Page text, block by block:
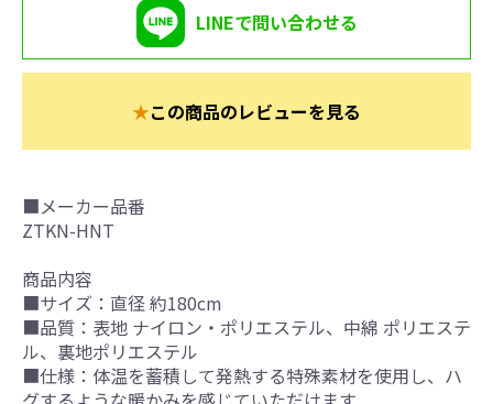
LINEで問い合わせる
★この商品のレビューを見る
■メーカー品番
ZTKN-HNT
商品内容
■サイズ：直径 約180cm
■品質：表地 ナイロン・ポリエステル、中綿 ポリエステ
ル、裏地ポリエステル
■仕様：体温を蓄積して発熱する特殊素材を使用し、ハ